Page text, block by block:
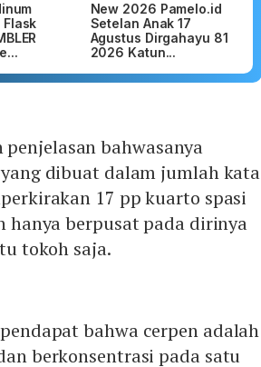
Flask
New 2026 Pamelo.id
Setelan Anak 17
Agustus Dirgahayu 81
2026 Katun...
bahwasanya
dibuat dalam jumlah kata
17 pp kuarto spasi
hanya berpusat pada dirinya
tokoh saja.
bahwa cerpen adalah
berkonsentrasi pada satu